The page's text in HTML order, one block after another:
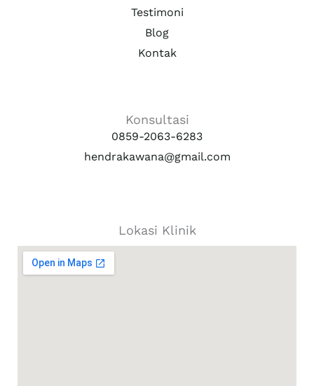
Testimoni
Blog
Kontak
Konsultasi
0859-2063-6283
hendrakawana@gmail.com
Lokasi Klinik